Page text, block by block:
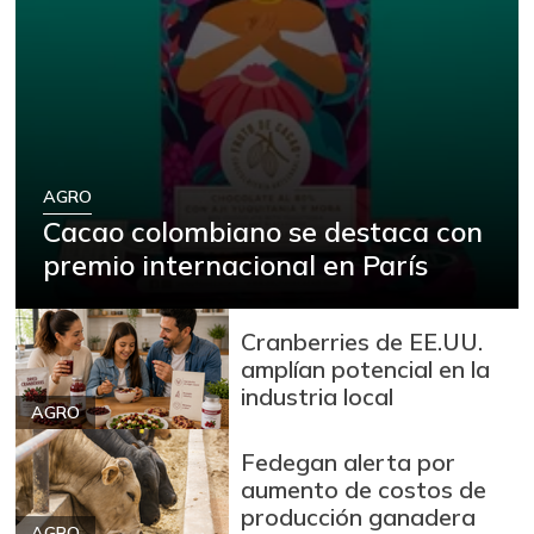
Arracacha blanca $ 4.149,62
Arroz $ 2.180,00
12/09/2023 +53,54%
Arroz blanco en
bulto
12/09/2023
Arroz blanco
importado
07/25/2026
$ 3.283,00
Arroz de primera
07/25/2026
$ 3.494,15
+0,72%
AGRO
Cacao colombiano se destaca con
premio internacional en París
AGRO
Cranberries de EE.UU.
amplían potencial en la
industria local
Fedegan alerta por
aumento de costos de
producción ganadera